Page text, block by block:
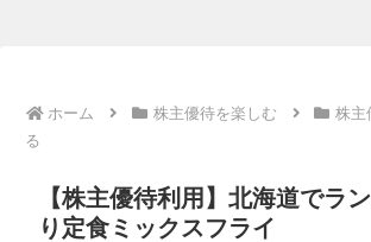
ホーム 株主優待を楽しむ
株主
る
【株主優待利用】北海道でラ
り定食ミックスフライ